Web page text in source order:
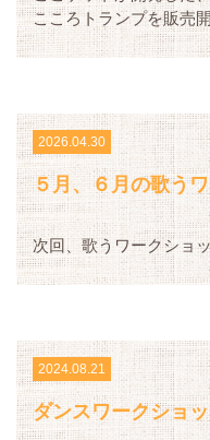
こころトランプを販売
2026.04.30
５月、６月の歌う
次回、歌うワークショ
2024.08.21
ダンスワークショ